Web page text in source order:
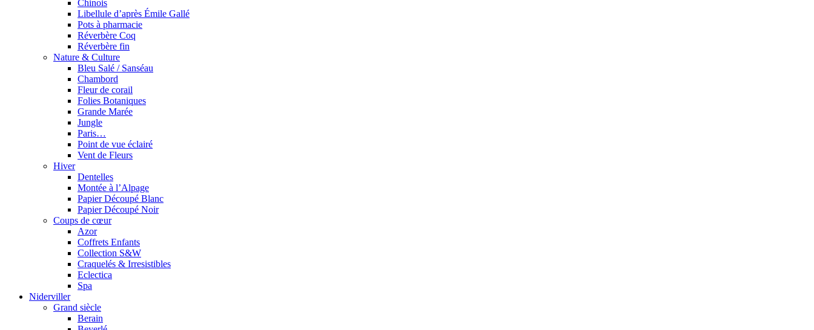
Chinois
Libellule d’après Émile Gallé
Pots à pharmacie
Réverbère Coq
Réverbère fin
Nature & Culture
Bleu Salé / Sanséau
Chambord
Fleur de corail
Folies Botaniques
Grande Marée
Jungle
Paris…
Point de vue éclairé
Vent de Fleurs
Hiver
Dentelles
Montée à l’Alpage
Papier Découpé Blanc
Papier Découpé Noir
Coups de cœur
Azor
Coffrets Enfants
Collection S&W
Craquelés & Irresistibles
Eclectica
Spa
Niderviller
Grand siècle
Berain